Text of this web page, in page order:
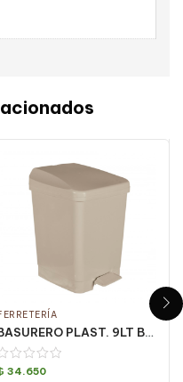
BASURERO PLAST. 9LT BEIGE C/ PEDAL CJ C/ 4UN
34.650